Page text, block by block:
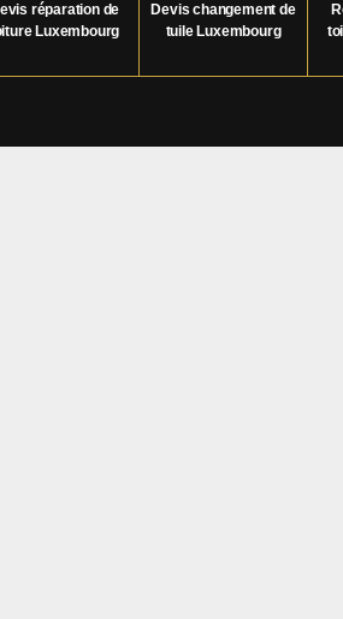
réparation de
Luxembourg
Devis changement de
tuile Luxembourg